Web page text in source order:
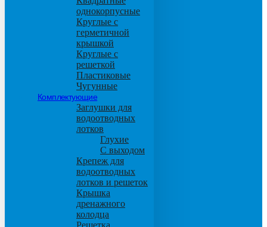
однокорпусные
Круглые с
герметичной
крышкой
Круглые с
решеткой
Пластиковые
Чугунные
Комплектующие
Заглушки для
водоотводных
лотков
Глухие
С выходом
Крепеж для
водоотводных
лотков и решеток
Крышка
дренажного
колодца
Решетка